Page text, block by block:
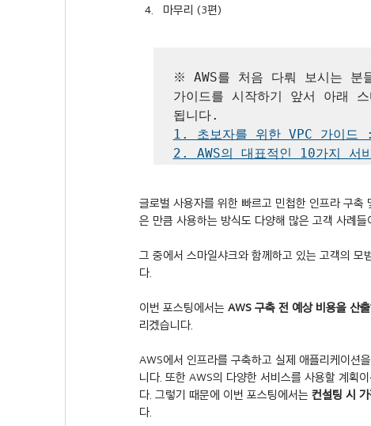
마무리 (3편)
※ AWS를 처음 다뤄 보시는 분
가이드를 시작하기 앞서 아래
1. 초보자를 위한 VPC 가이드
2. AWS의 대표적인 10가지 서
글로벌 사용자를 위한 빠르고 민첩한 인프라 구
은 만큼 사용하는 방식도 다양해 많은 고객 사례들
그 중에서 스마일샤크와 함께하고 있는 고객의
다.
이번 포스팅에서는 AWS 구축 전 예상 비용을 산
리겠습니다.
AWS에서 인프라를 구축하고 실제 애플리케이션
니다. 또한 AWS의 다양한 서비스를 사용할 계획
다. 그렇기 때문에 이번 포스팅에서는 컨설팅 시
다.